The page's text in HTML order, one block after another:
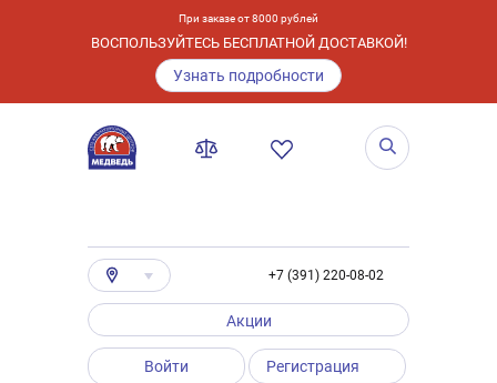
При заказе от 8000 рублей
ВОСПОЛЬЗУЙТЕСЬ БЕСПЛАТНОЙ ДОСТАВКОЙ!
Узнать подробности
+7 (391) 220-08-02
Акции
Войти Регистрация